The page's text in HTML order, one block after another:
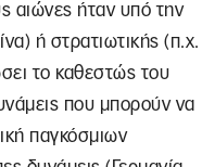
αιώνες ήταν υπό την
ή στρατιωτικής (π.χ.
το καθεστώς του
που μπορούν να
παγκόσμιων